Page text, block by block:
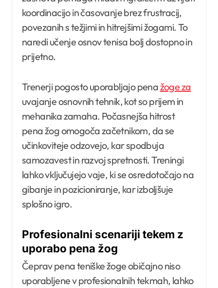
koordinacijo in časovanje brez frustracij,
povezanih s težjimi in hitrejšimi žogami. To
naredi učenje osnov tenisa bolj dostopno in
prijetno.
Trenerji pogosto uporabljajo penažoge za
uvajanje osnovnih tehnik, kot so prijem in
mehanika zamaha. Počasnejša hitrost
pena žog omogoča začetnikom, da se
učinkoviteje odzovejo, kar spodbuja
samozavest in razvoj spretnosti. Treningi
lahko vključujejo vaje, ki se osredotočajo na
gibanje in pozicioniranje, kar izboljšuje
splošno igro.
Profesionalni scenariji tekem z
uporabo pena žog
Čeprav pena teniške žoge običajno niso
uporabljene v profesionalnih tekmah, lahko